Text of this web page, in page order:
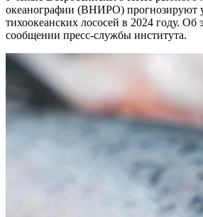
океанографии (ВНИРО) прогнозируют
тихоокеанских лососей в 2024 году. Об
сообщении пресс-службы института.